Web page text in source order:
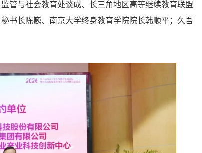
监管与社会教育处谈成、长三角地区高等继续教育联盟
秘书长陈巍、南京大学终身教育学院院长韩顺平；久吾